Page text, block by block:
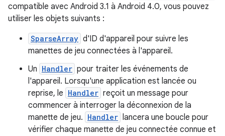
compatible avec Android 3.1 à Android 4.0, vous pouvez
utiliser les objets suivants :
SparseArray d'ID d'appareil pour suivre les
manettes de jeu connectées à l'appareil.
Un Handler pour traiter les événements de
l'appareil. Lorsqu'une application est lancée ou
reprise, le Handler reçoit un message pour
commencer à interroger la déconnexion de la
manette de jeu. Handler
lancera une boucle pour
vérifier chaque manette de jeu connectée connue et